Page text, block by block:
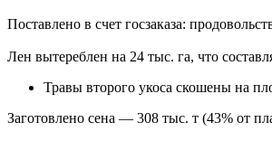
Поставлено в счет госзаказа:
Лен вытереблен на 24 тыс. га, что
Травы второго укоса скошены на
Заготовлено сена — 308 тыс. т (43% от